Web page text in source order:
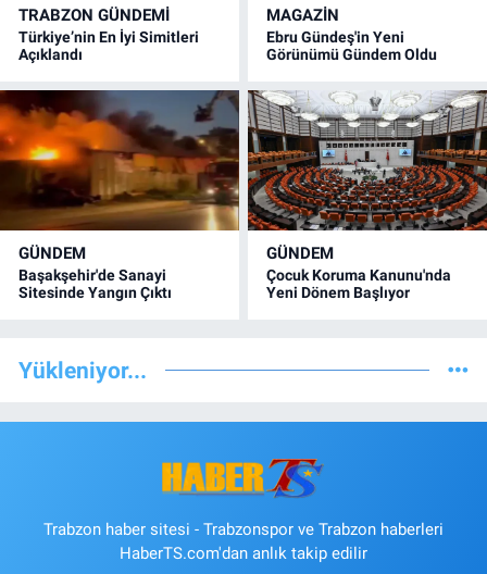
TRABZON GÜNDEMİ
Türkiye’nin En İyi Simitleri
Açıklandı
MAGAZİN
Ebru Gündeş'in Yeni
Görünümü Gündem Oldu
GÜNDEM
Başakşehir'de Sanayi
Sitesinde Yangın Çıktı
GÜNDEM
Çocuk Koruma Kanunu'nda
Yeni Dönem Başlıyor
Yükleniyor...
Trabzon haber sitesi - Trabzonspor ve Trabzon haberleri
HaberTS.com'dan anlık takip edilir